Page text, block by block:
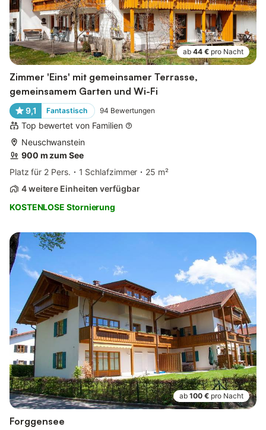
ab 44 € pro Nacht
Zimmer 'Eins' mit gemeinsamer Terrasse,
gemeinsamem Garten und Wi-Fi
9,1 Fantastisch 94 Bewertungen
Top bewertet von Familien
Neuschwanstein
900 m zum See
Platz für 2 Pers.
1 Schlafzimmer
25 m²
4 weitere Einheiten verfügbar
KOSTENLOSE Stornierung
ab 100 € pro Nacht
Forggensee